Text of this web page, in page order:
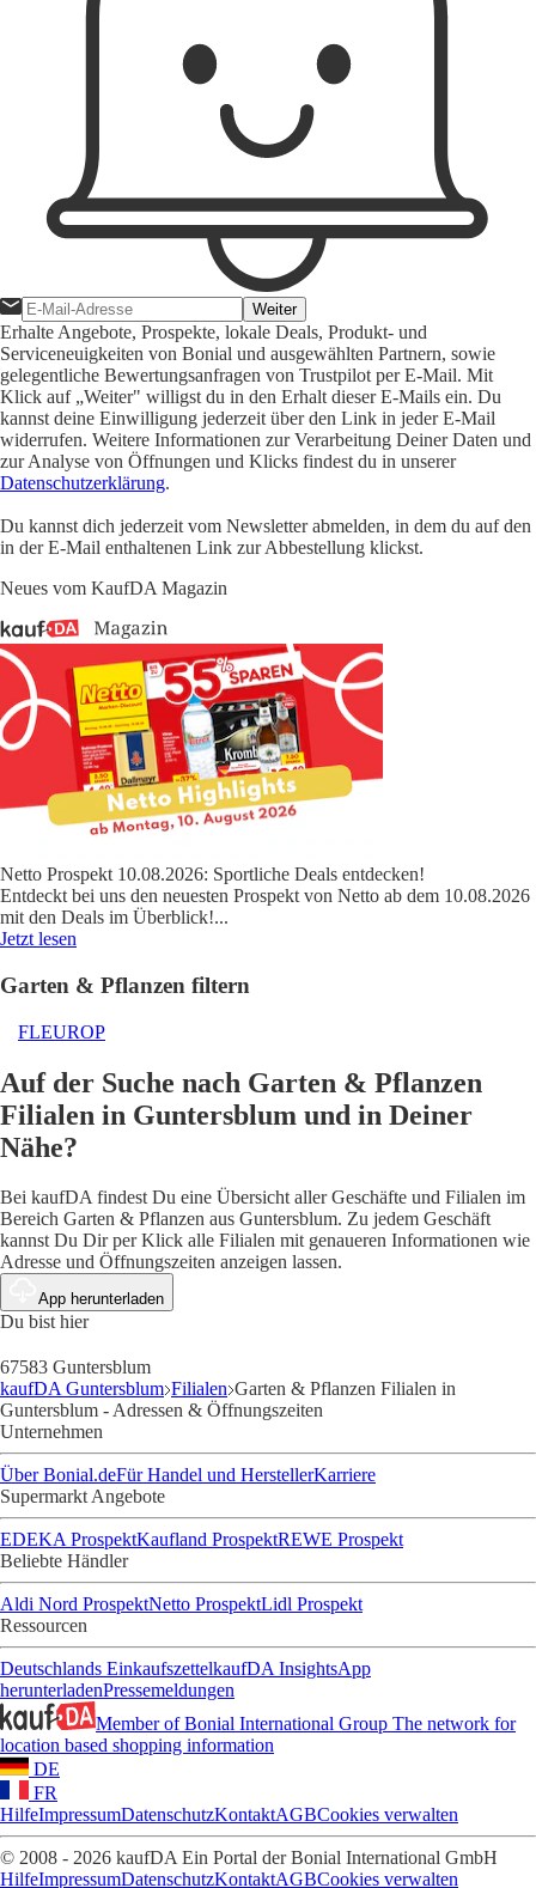
Weiter
Erhalte Angebote, Prospekte, lokale Deals, Produkt- und
Serviceneuigkeiten von Bonial und ausgewählten Partnern, sowie
gelegentliche Bewertungsanfragen von Trustpilot per E-Mail. Mit
Klick auf „Weiter" willigst du in den Erhalt dieser E-Mails ein. Du
kannst deine Einwilligung jederzeit über den Link in jeder E-Mail
widerrufen. Weitere Informationen zur Verarbeitung Deiner Daten und
zur Analyse von Öffnungen und Klicks findest du in unserer
Datenschutzerklärung.
Du kannst dich jederzeit vom Newsletter abmelden, in dem du auf den
in der E-Mail enthaltenen Link zur Abbestellung klickst.
Neues vom KaufDA Magazin
Netto Prospekt 10.08.2026: Sportliche Deals entdecken!
Entdeckt bei uns den neuesten Prospekt von Netto ab dem 10.08.2026
mit den Deals im Überblick!...
Jetzt lesen
Garten & Pflanzen filtern
FLEUROP
Auf der Suche nach Garten & Pflanzen
Filialen in Guntersblum und in Deiner
Nähe?
Bei kaufDA findest Du eine Übersicht aller Geschäfte und Filialen im
Bereich Garten & Pflanzen aus Guntersblum. Zu jedem Geschäft
kannst Du Dir per Klick alle Filialen mit genaueren Informationen wie
Adresse und Öffnungszeiten anzeigen lassen.
App herunterladen
Du bist hier
67583 Guntersblum
kaufDA Guntersblum Filialen Garten & Pflanzen Filialen in
Guntersblum - Adressen & Öffnungszeiten
Unternehmen
Über Bonial.deFür Handel und HerstellerKarriere
Supermarkt Angebote
EDEKA ProspektKaufland ProspektREWE Prospekt
Beliebte Händler
Aldi Nord ProspektNetto ProspektLidl Prospekt
Ressourcen
Deutschlands EinkaufszettelkaufDA InsightsApp
herunterladenPressemeldungen
Member of Bonial International Group The network for
location based shopping information
DE
FR
HilfeImpressumDatenschutzKontaktAGBCookies verwalten
© 2008 - 2026 kaufDA Ein Portal der Bonial International GmbH
HilfeImpressumDatenschutzKontaktAGBCookies verwalten